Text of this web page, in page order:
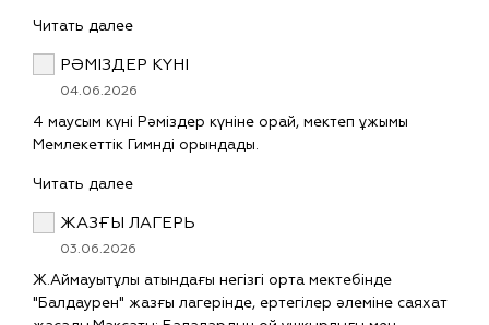
Читать далее
РӘМІЗДЕР КҮНІ
04.06.2026
4 маусым күні Рәміздер күніне орай, мектеп ұжымы
Мемлекеттік Гимнді орындады.
Читать далее
ЖАЗҒЫ ЛАГЕРЬ
03.06.2026
Ж.Аймауытұлы атындағы негізгі орта мектебінде
"Балдаурен" жазғы лагерінде, ертегілер әлеміне саяхат